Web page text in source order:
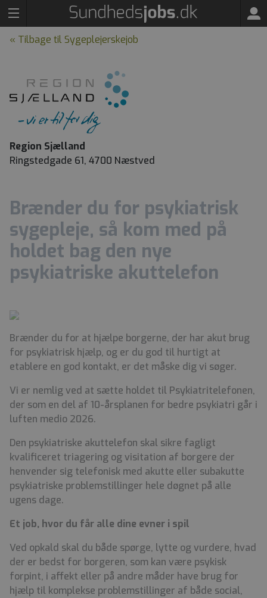
« Tilbage til Sygeplejerskejob
Region Sjælland
Ringstedgade 61, 4700 Næstved
Brænder du for psykiatrisk
sygepleje, så kom med på
holdet bag den nye
psykiatriske akuttelefon
Brænder du for at hjælpe borgerne, der har akut brug
for psykiatrisk hjælp, og er du god til hurtigt at
etablere en god kontakt, er det måske dig vi søger.
Vi er nemlig ved at sætte holdet til Psykiatritelefonen,
der som en del af 10-årsplanen for bedre psykiatri går i
luften medio 2026.
Den psykiatriske akuttelefon skal sikre fagligt
kvalificeret triagering og visitation af borgere der
henvender sig telefonisk med akutte eller subakutte
psykiatriske problemstillinger hele døgnet på alle
ugens dage.
Et job, hvor du får alle dine evner i spil
Ved opkald skal du både spørge, lytte og vurdere, hvad
der er bedst for borgeren, som kan være psykisk
forpint, i affekt eller på andre måder have brug for
hjælp til komplekse problemstillinger af både social,